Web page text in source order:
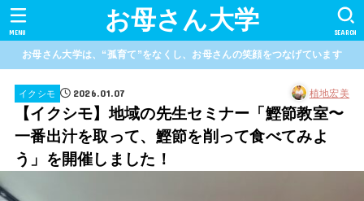
お母さん大学 SEARCH
MENU
お母さん大学は、“孤育て”をなくし、お母さんの笑顔をつなげています
イクシモ 2026.01.07 植地宏美
【イクシモ】地域の先生セミナー「鰹節教室〜
一番出汁を取って、鰹節を削って食べてみよ
う」を開催しました！